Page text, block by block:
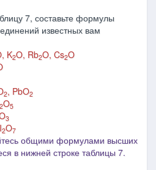
7, составьте формулы
известных вам
K2O, Rb2O, Cs2O
2, PbO2
2O5
3
2O7
общими формулами высших
в нижней строке таблицы 7.